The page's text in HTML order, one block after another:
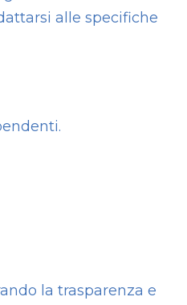
alle specifiche
la trasparenza e